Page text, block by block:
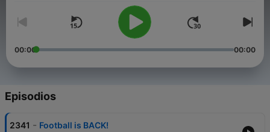
00:00 00:00
Episodios
2341 - Football is BACK!